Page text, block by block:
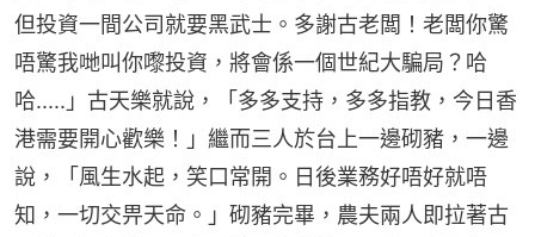
但投資一間公司就要黑武士。多謝古老闆！老闆你驚
唔驚我哋叫你嚟投資，將會係一個世紀大騙局？哈
哈.....」古天樂就說，「多多支持，多多指教，今日香
港需要開心歡樂！」繼而三人於台上一邊砌豬，一邊
說，「風生水起，笑口常開。日後業務好唔好就唔
知，一切交畀天命。」砌豬完畢，農夫兩人即拉著古